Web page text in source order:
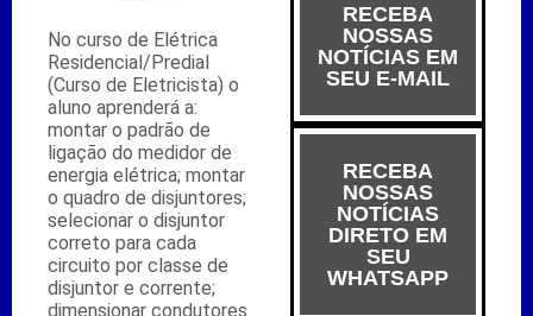
No curso de Elétrica
Residencial/Predial
(Curso de Eletricista) o
aluno aprenderá a:
montar o padrão de
ligação do medidor de
energia elétrica; montar
o quadro de disjuntores;
selecionar o disjuntor
correto para cada
circuito por classe de
disjuntor e corrente;
dimensionar condutores
RECEBA
NOSSAS
NOTÍCIAS EM
SEU E-MAIL
RECEBA
NOSSAS
NOTÍCIAS
DIRETO EM
SEU
WHATSAPP